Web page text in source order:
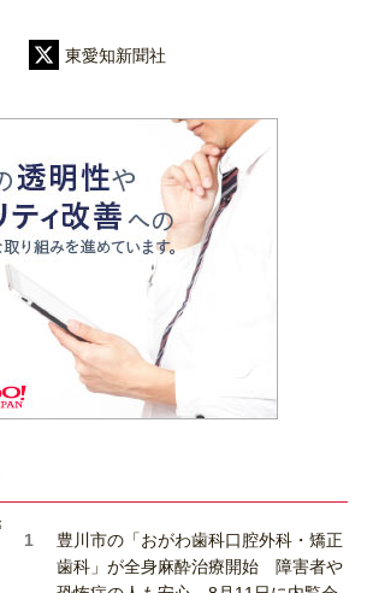
東愛知新聞社
豊川市の「おがわ歯科口腔外科・矯正
歯科」が全身麻酔治療開始 障害者や